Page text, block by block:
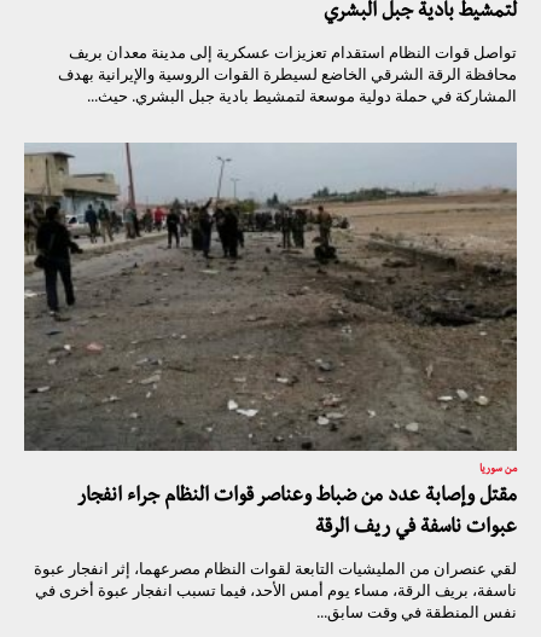
لتمشيط بادية جبل البشري
تواصل قوات النظام استقدام تعزيزات عسكرية إلى مدينة معدان بريف
محافظة الرقة الشرقي الخاضع لسيطرة القوات الروسية والإيرانية بهدف
المشاركة في حملة دولية موسعة لتمشيط بادية جبل البشري. حيث...
من سوريا
مقتل وإصابة عدد من ضباط وعناصر قوات النظام جراء انفجار
عبوات ناسفة في ريف الرقة
لقي عنصران من المليشيات التابعة لقوات النظام مصرعهما، إثر انفجار عبوة
ناسفة، بريف الرقة، مساء يوم أمس الأحد، فيما تسبب انفجار عبوة أخرى في
نفس المنطقة في وقت سابق...